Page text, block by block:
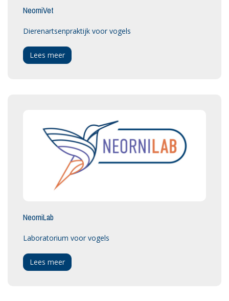
NeorniVet
Dierenartsenpraktijk voor vogels
Lees meer
NeorniLab
Laboratorium voor vogels
Lees meer